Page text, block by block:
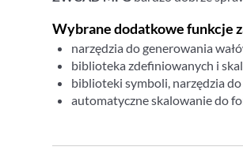
Wybrane dodatkowe funkcje
narzędzia do generowania
biblioteka zdefiniowanych i
biblioteki symboli, narzędzia
automatyczne skalowanie do